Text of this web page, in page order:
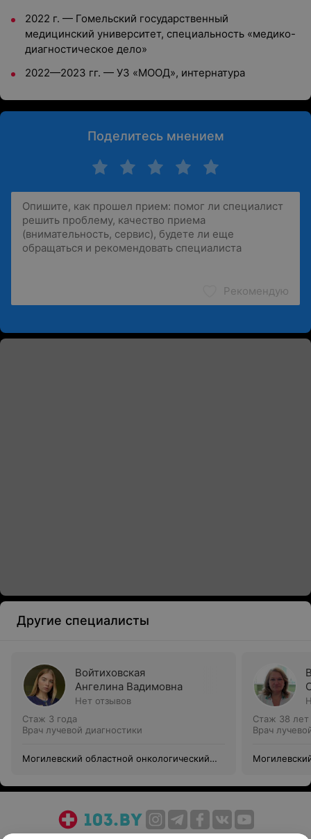
2022 г. — Гомельский государственный
медицинский университет, специальность «медико-
диагностическое дело»
2022—2023 гг. — УЗ «МООД», интернатура
Поделитесь мнением
Рекомендую
Другие специалисты
Войтиховская
Ангелина Вадимовна
Нет отзывов
Стаж 3 года
Врач лучевой диагностики
Могилевский областной онкологический
Стаж 38 лет
Врач